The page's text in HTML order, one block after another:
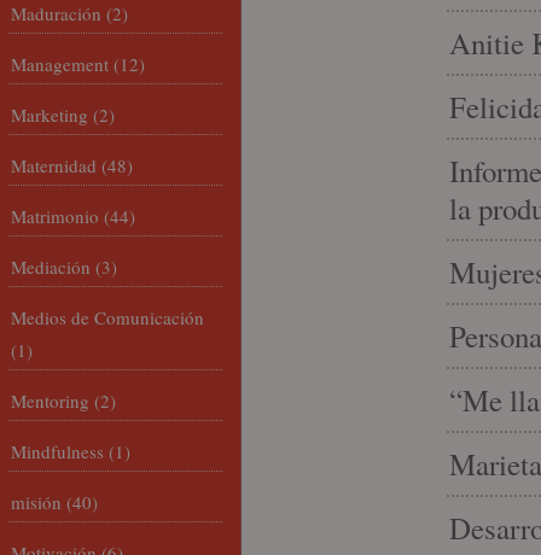
Anitie
la
“Me
Maduración (2)
Management (12)
Marketing (2)
Maternidad (48)
Matrimonio (44)
Mediación (3)
Medios de Comunicación
(1)
Mentoring (2)
Mindfulness (1)
misión (40)